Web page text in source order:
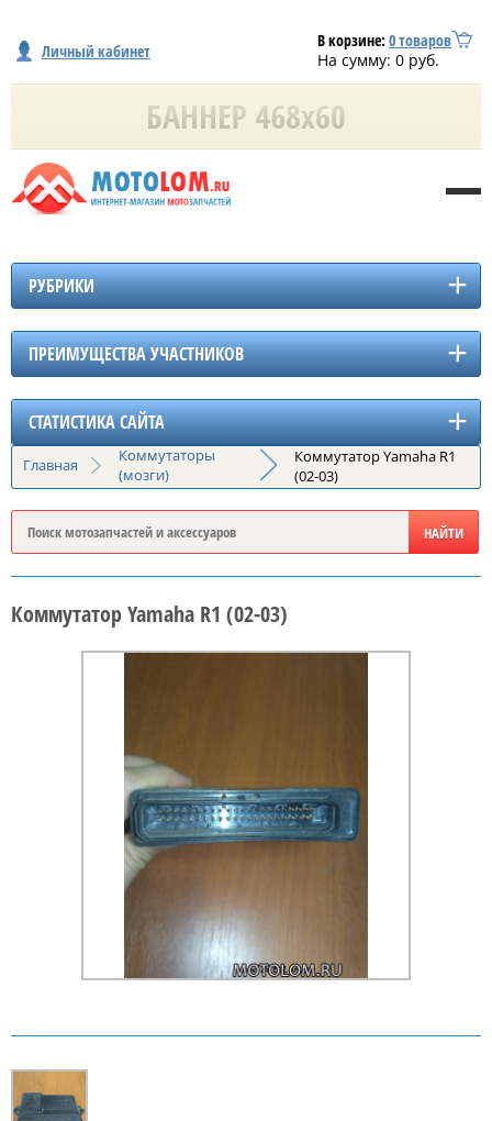
Личный кабинет В корзине: 0товаров
На сумму: 0 руб.
РУБРИКИ
ПРЕИМУЩЕСТВА УЧАСТНИКОВ
СТАТИСТИКА САЙТА
Главная
Коммутаторы
(мозги)
Коммутатор Yamaha R1
(02-03)
Коммутатор Yamaha R1 (02-03)